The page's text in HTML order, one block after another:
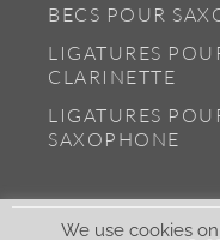
BECS POUR
LIGATURES
CLARINETTE
LIGATURES
SAXOPHONE
We use cookies